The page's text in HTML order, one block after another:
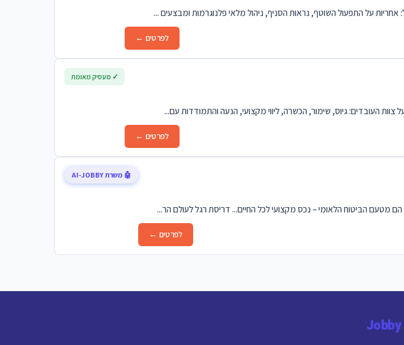
על התפעול השוטף, נראות הסניף, ניהול מלאי פלנוגרמות ומבצעים ...
לפרטים ←
צוות העובדים: גיוס, שימור, הכשרה, ליווי מקצועי, הנעה והתמודדות עם...
לפרטים ←
✓ מעסיק מאומת
לפרטים ←
🤖 משרת AI-JOBBY
Jobby